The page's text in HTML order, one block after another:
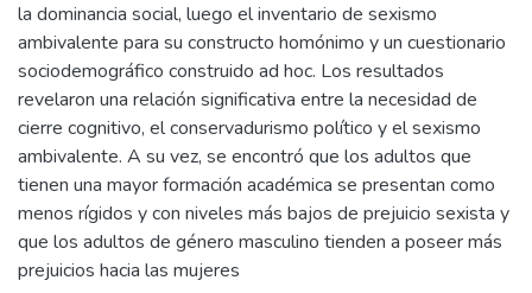
la dominancia social, luego el inventario de sexismo
ambivalente para su constructo homónimo y un cuestionario
sociodemográfico construido ad hoc. Los resultados
revelaron una relación significativa entre la necesidad de
cierre cognitivo, el conservadurismo político y el sexismo
ambivalente. A su vez, se encontró que los adultos que
tienen una mayor formación académica se presentan como
menos rígidos y con niveles más bajos de prejuicio sexista y
que los adultos de género masculino tienden a poseer más
prejuicios hacia las mujeres